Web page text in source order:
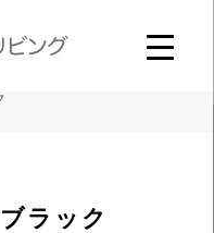
ラック